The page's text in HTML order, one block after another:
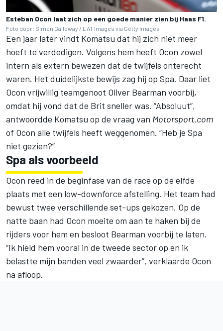
Esteban Ocon laat zich op een goede manier zien bij Haas F1.
Foto door: Simon Galloway / LAT Images via Getty Images
Een jaar later vindt Komatsu dat hij zich niet meer
hoeft te verdedigen. Volgens hem heeft Ocon zowel
intern als extern bewezen dat de twijfels onterecht
waren. Het duidelijkste bewijs zag hij op Spa. Daar liet
Ocon vrijwillig teamgenoot Oliver Bearman voorbij,
omdat hij vond dat de Brit sneller was. “Absoluut”,
antwoordde Komatsu op de vraag van Motorsport.com
of Ocon alle twijfels heeft weggenomen. “Heb je Spa
niet gezien?”
Spa als voorbeeld
Ocon reed in de beginfase van de race op de elfde
plaats met een low-downforce afstelling. Het team had
bewust twee verschillende set-ups gekozen. Op de
natte baan had Ocon moeite om aan te haken bij de
rijders voor hem en besloot Bearman voorbij te laten.
“Ik hield hem vooral in de tweede sector op en ik
belastte mijn banden veel zwaarder”, verklaarde Ocon
na afloop.